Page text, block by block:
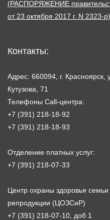
(РАСПОРЯЖЕНИЕ
от 23 октября 2017 г. N 2323-р)
Контакты:
Адрес: 660094, г. Красноярск,
Кутузова, 71
Телефоны Call-центра:
+7 (391) 218-18-92
+7 (391) 218-18-93
Отделение платных услуг:
+7 (391) 218-07-33
Центр охраны здоровья семьи
репродукции (ЦОЗСиР)
+7 (391) 218-07-10, доб 1